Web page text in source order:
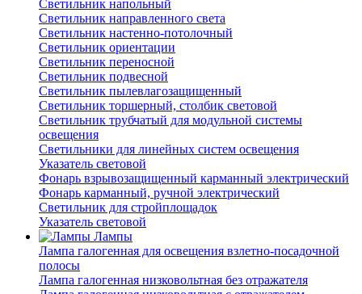
Светильник напольный
Светильник направленного света
Светильник настенно-потолочный
Светильник ориентации
Светильник переносной
Светильник подвесной
Светильник пылевлагозащищенный
Светильник торшерный, столбик световой
Светильник трубчатый для модульной системы
освещения
Светильники для линейных систем освещения
Указатель световой
Фонарь взрывозащищенный карманный электрический
Фонарь карманный, ручной электрический
Светильник для стройплощадок
Указатель световой
Лампы
Лампа галогенная для освещения взлетно-посадочной
полосы
Лампа галогенная низковольтная без отражателя